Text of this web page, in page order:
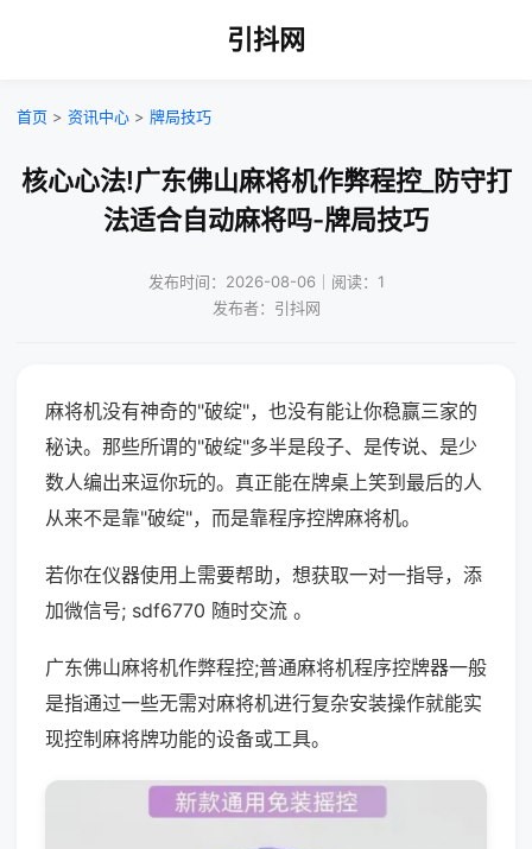
引抖网
首页 > 资讯中心 > 牌局技巧
核心心法!广东佛山麻将机作弊程控_防守打
法适合自动麻将吗-牌局技巧
发布时间：2026-08-06｜阅读：1
发布者：引抖网
麻将机没有神奇的"破绽"，也没有能让你稳赢三家的
秘诀。那些所谓的"破绽"多半是段子、是传说、是少
数人编出来逗你玩的。真正能在牌桌上笑到最后的人
从来不是靠"破绽"，而是靠程序控牌麻将机。
若你在仪器使用上需要帮助，想获取一对一指导，添
加微信号; sdf6770 随时交流 。
广东佛山麻将机作弊程控;普通麻将机程序控牌器一般
是指通过一些无需对麻将机进行复杂安装操作就能实
现控制麻将牌功能的设备或工具。